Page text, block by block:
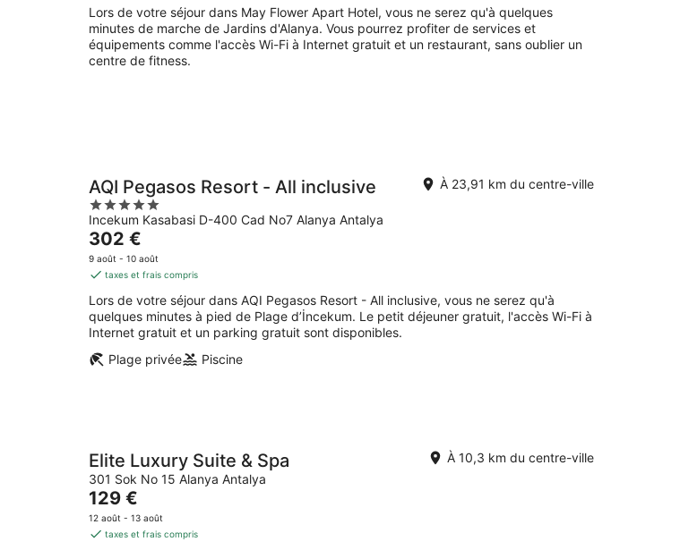
85 €
par
nuit
Lors de votre séjour dans May Flower Apart Hotel, vous ne serez qu'à quelques
minutes de marche de Jardins d'Alanya. Vous pourrez profiter de services et
équipements comme l'accès Wi-Fi à Internet gratuit et un restaurant, sans oublier un
centre de fitness.
AQI Pegasos Resort - All inclusive
5
out
of
5
Incekum Kasabasi D-400 Cad No7 Alanya Antalya
À 23,91 km du centre-ville
Le
prix
est
302 €
par
nuit
302 €
9 août - 10 août
taxes et frais compris
Lors de votre séjour dans AQI Pegasos Resort - All inclusive, vous ne serez qu'à
quelques minutes à pied de Plage d’İncekum. Le petit déjeuner gratuit, l'accès Wi-Fi à
Internet gratuit et un parking gratuit sont disponibles.
Plage privée
Piscine
Elite Luxury Suite & Spa
301 Sok No 15 Alanya Antalya
À 10,3 km du centre-ville
Le
prix
est
129 €
12 août - 13 août
taxes et frais compris